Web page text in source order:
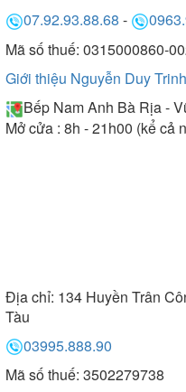
07.92.93.88.68 -
Mã số thuế: 0315000860-
Giới thiệu Nguyễn Duy Trinh
Bếp Nam Anh Bà Rịa -
Mở cửa : 8h - 21h00 (kể cả
Địa chỉ: 134 Huyền Trân
Tàu
03995.888.90
Mã số thuế: 3502279738